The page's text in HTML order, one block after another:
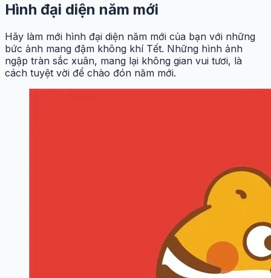
Hình đại diện năm mới
Hãy làm mới hình đại diện năm mới của bạn với những
bức ảnh mang đậm không khí Tết. Những hình ảnh
ngập tràn sắc xuân, mang lại không gian vui tươi, là
cách tuyệt vời để chào đón năm mới.